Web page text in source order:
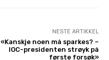
NESTE ARTIKKEL
«Kanskje noen må sparkes? –
IOC-presidenten strøyk på
første forsøk»